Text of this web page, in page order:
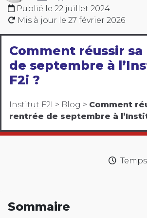
Publié le 22 juillet 2024
Mis à jour le 27 février 2026
Comment réussir
de septembre à
F2i ?
Institut F2I > Blog > Comment
rentrée de septembre à
Sommaire